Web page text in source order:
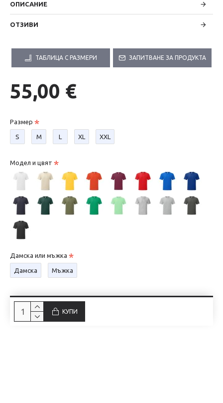
ОПИСАНИЕ
ОТЗИВИ
ТАБЛИЦА С РАЗМЕРИ ЗАПИТВАНЕ ЗА ПРОДУКТА
55,00 €
Размер
S М L XL XXL
Модел и цвят
Дамска или мъжка
Дамска Мъжка
КУПИ